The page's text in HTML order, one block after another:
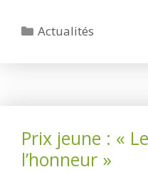
Catégories
Actualités
Prix jeune : «
l’honneur »